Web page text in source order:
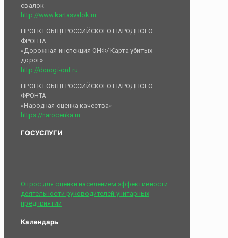
свалок
http://www.kartasvalok.ru
ПРОЕКТ ОБЩЕРОССИЙСКОГО НАРОДНОГО
ФРОНТА
«Дорожная инспекция ОНФ/ Карта убитых
дорог»
http://dorogi-onf.ru
ПРОЕКТ ОБЩЕРОССИЙСКОГО НАРОДНОГО
ФРОНТА
«Народная оценка качества»
https://narocenka.ru
ГОСУСЛУГИ
Опрос для оценки населением эффективности
деятельности руководителей унитарных
предприятий
Календарь